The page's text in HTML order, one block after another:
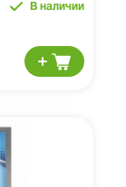
В наличии